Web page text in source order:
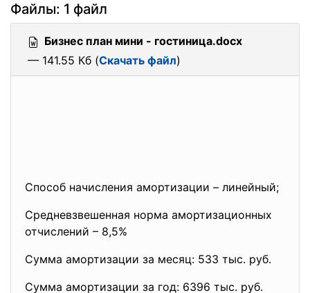
Файлы: 1 файл
Бизнес план мини - гостиница.docx
— 141.55 Кб (Скачать файл)
Способ начисления амортизации – линейный;
Средневзвешенная норма амортизационных
отчислений – 8,5%
Сумма амортизации за месяц: 533 тыс. руб.
Сумма амортизации за год: 6396 тыс. руб.